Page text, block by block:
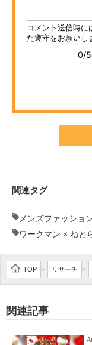
スマホと通信の最
進化するPCとデ
AI活用のいまが分
企業向けIT製品の
IT製品の技術・比
製造業のIT導入・
関連タグ
メンズファッショ
ワークマン × ねと
TOP > リサーチ >
関連記事